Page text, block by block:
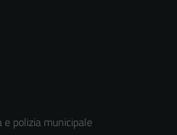
e polizia municipale